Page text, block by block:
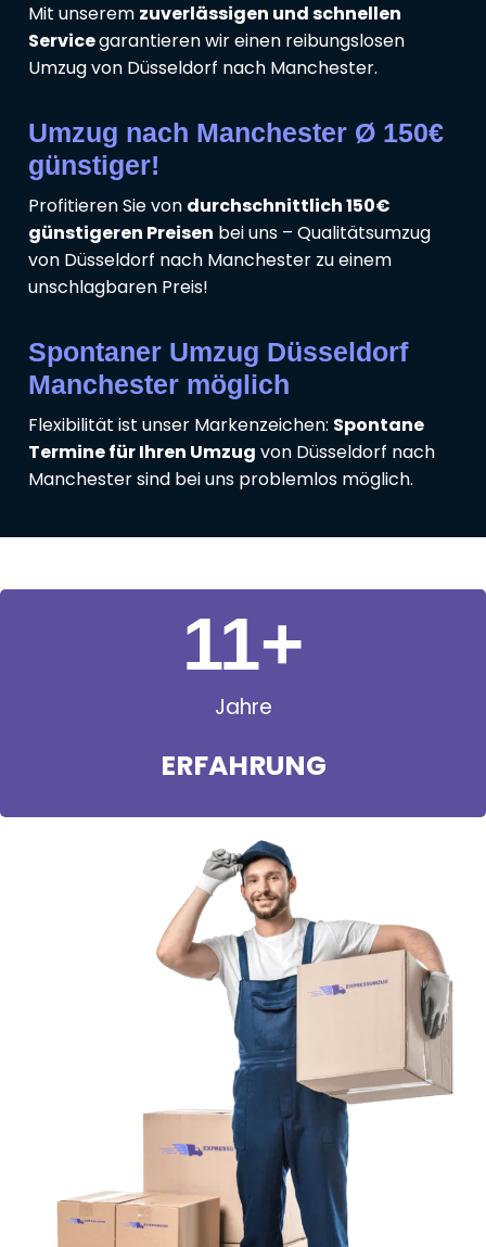
Mit unserem zuverlässigen und schnellen
Servicegarantieren wir einen reibungslosen
Umzug von Düsseldorf nach Manchester.
Umzug nach Manchester Ø 150€
günstiger!
Profitieren Sie von durchschnittlich 150€
günstigeren Preisen bei uns – Qualitätsumzug
von Düsseldorf nach Manchester zu einem
unschlagbaren Preis!
Spontaner Umzug Düsseldorf
Manchester möglich
Flexibilität ist unser Markenzeichen: Spontane
Termine für Ihren Umzug von Düsseldorf nach
Manchester sind bei uns problemlos möglich.
Jahre
ERFAHRUNG
11+